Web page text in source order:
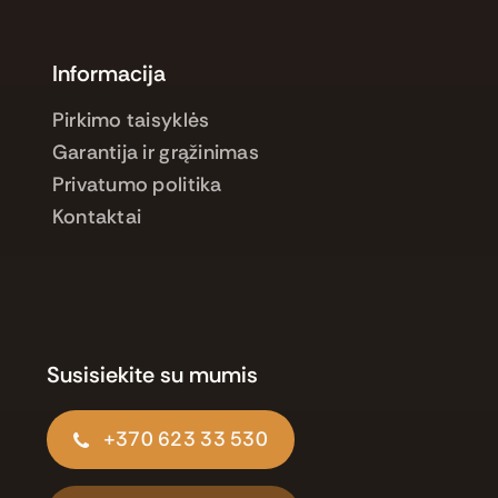
Informacija
Pirkimo taisyklės
Garantija ir grąžinimas
Privatumo politika
Kontaktai
Susisiekite su mumis
+370 623 33 530